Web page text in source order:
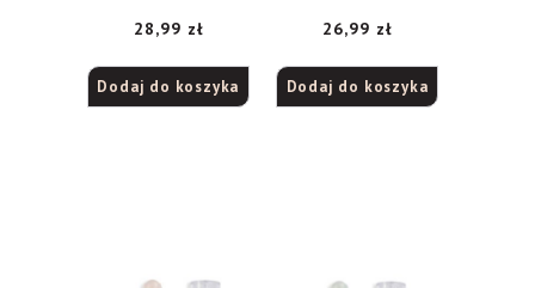
10 ml
28,99 zł
Dodaj do koszyka
ust 5 ml
26,99 zł
Dodaj do koszyka